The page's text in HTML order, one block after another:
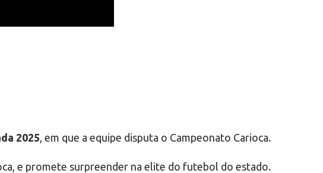
2025, em que a equipe disputa o Campeonato Carioca.
e promete surpreender na elite do futebol do estado.